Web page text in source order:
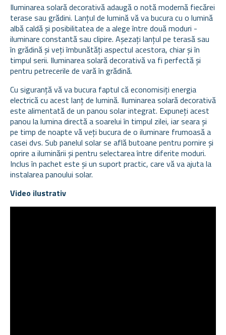
Iluminarea solară decorativă adaugă o notă modernă fiecărei
terase sau grădini. Lanțul de lumină vă va bucura cu o lumină
albă caldă și posibilitatea de a alege între două moduri -
iluminare constantă sau clipire. Așezați lanțul pe terasă sau
în grădină și veți îmbunătăți aspectul acestora, chiar și în
timpul serii. Iluminarea solară decorativă va fi perfectă și
pentru petrecerile de vară în grădină.
Cu siguranță vă va bucura faptul că economisiți energia
electrică cu acest lanț de lumină. Iluminarea solară decorativă
este alimentată de un panou solar integrat. Expuneți acest
panou la lumina directă a soarelui în timpul zilei, iar seara și
pe timp de noapte vă veți bucura de o iluminare frumoasă a
casei dvs. Sub panelul solar se află butoane pentru pornire și
oprire a iluminării și pentru selectarea între diferite moduri.
Inclus în pachet este și un suport practic, care vă va ajuta la
instalarea panoului solar.
Video ilustrativ